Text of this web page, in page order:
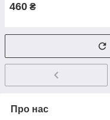
460 ₴
Про нас